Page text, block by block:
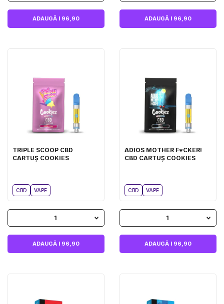
ADAUGĂ I 96,90 ADAUGĂ I 96,90
TRIPLE SCOOP CBD
CARTUȘ COOKIES
CBD VAPE
1
ADAUGĂ I 96,90
ADIOS MOTHER F*CKER!
CBD CARTUȘ COOKIES
CBD VAPE
1
ADAUGĂ I 96,90